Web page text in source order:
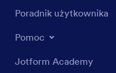
Poradnik użytkownika
Pomoc
Jotform Academy